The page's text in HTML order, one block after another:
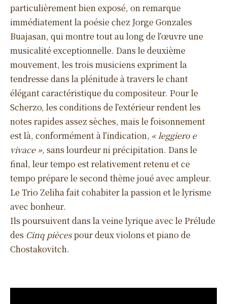
particulièrement bien exposé, on remarque
immédiatement la poésie chez Jorge Gonzales
Buajasan, qui montre tout au long de l’œuvre une
musicalité exceptionnelle. Dans le deuxième
mouvement, les trois musiciens expriment la
tendresse dans la plénitude à travers le chant
élégant caractéristique du compositeur. Pour le
Scherzo, les conditions de l’extérieur rendent les
notes rapides assez sèches, mais le foisonnement
est là, conformément à l’indication, « leggiero e
vivace », sans lourdeur ni précipitation. Dans le
final, leur tempo est relativement retenu et ce
tempo prépare le second thème joué avec ampleur.
Le Trio Zeliha fait cohabiter la passion et le lyrisme
avec bonheur.
Ils poursuivent dans la veine lyrique avec le Prélude
des Cinq piècespour deux violons et piano de
Chostakovitch.